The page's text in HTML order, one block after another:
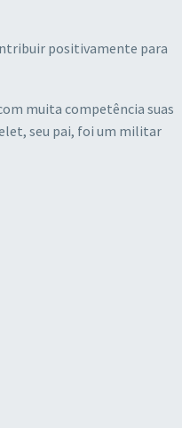
positivamente para
muita competência suas
seu pai, foi um militar